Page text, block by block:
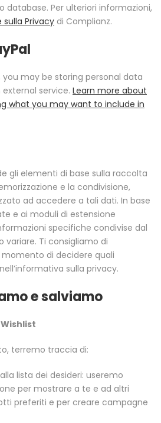
database. Per ulteriori informazioni,
sulla Privacy di Complianz.
you may be storing personal data
service. Learn more about
what you may want to include in
gli elementi di base sulla raccolta
e la condivisione,
ad accedere a tali dati. In base
e ai moduli di estensione
specifiche condivise dal
variare. Ti consigliamo di
di decidere quali
sulla privacy.
e salviamo
terremo traccia di:
lista dei desideri: useremo
per mostrare a te e ad altri
preferiti e per creare campagne